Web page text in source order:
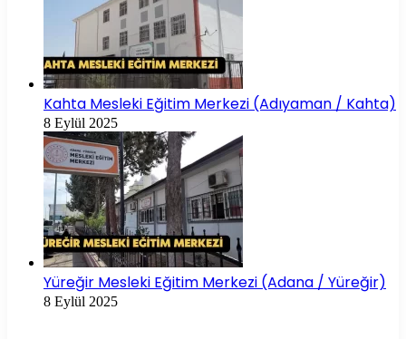
Kahta Mesleki Eğitim Merkezi (Adıyaman / Kahta)
8 Eylül 2025
Yüreğir Mesleki Eğitim Merkezi (Adana / Yüreğir)
8 Eylül 2025